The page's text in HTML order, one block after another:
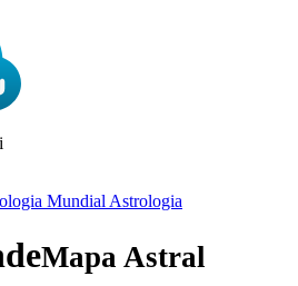
Mundial Astrologia
Mapa Astral